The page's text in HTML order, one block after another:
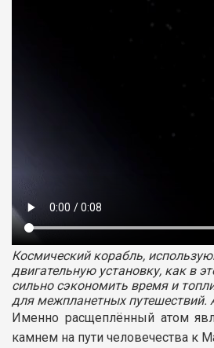
Космический корабль,
двигательную установку, как в
сильно сэкономить время и
для межпланетных путешествий.
Именно расщеплённый атом
камнем на пути человечества к